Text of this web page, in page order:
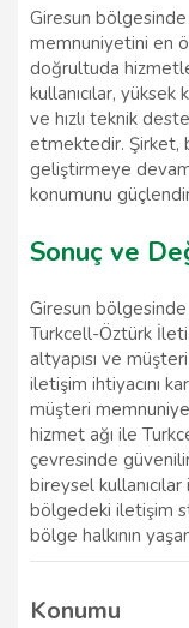
Giresun
memnuniyetini en
doğrultuda
kullanıcılar,
ve hızlı teknik
etmektedir. Şirket,
geliştirmeye
konumunu
Sonuç ve
Giresun
Turkcell-Öztürk
altyapısı ve
iletişim ihtiyacını
müşteri
hizmet ağı ile
çevresinde
bireysel
bölgedeki iletişim
bölge halkının
Konumu